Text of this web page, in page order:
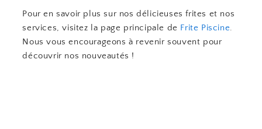
Pour en savoir plus sur nos délicieuses frites et nos
services, visitez la page principale de Frite Piscine.
Nous vous encourageons à revenir souvent pour
découvrir nos nouveautés !